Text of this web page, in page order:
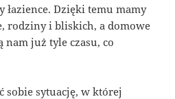
łazience. Dzięki temu mamy
rodziny i bliskich, a domowe
już tyle czasu, co
sobie sytuację, w której